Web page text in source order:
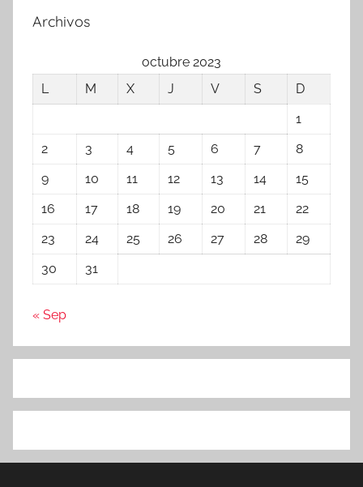
Archivos
octubre 2023
L
M X J V S
D
1
2
3 4 5 6 7
8
9
10 11 12 13 14
15
16
17 18 19 20 21
22
23
24 25 26 27 28
29
30
31
« Sep